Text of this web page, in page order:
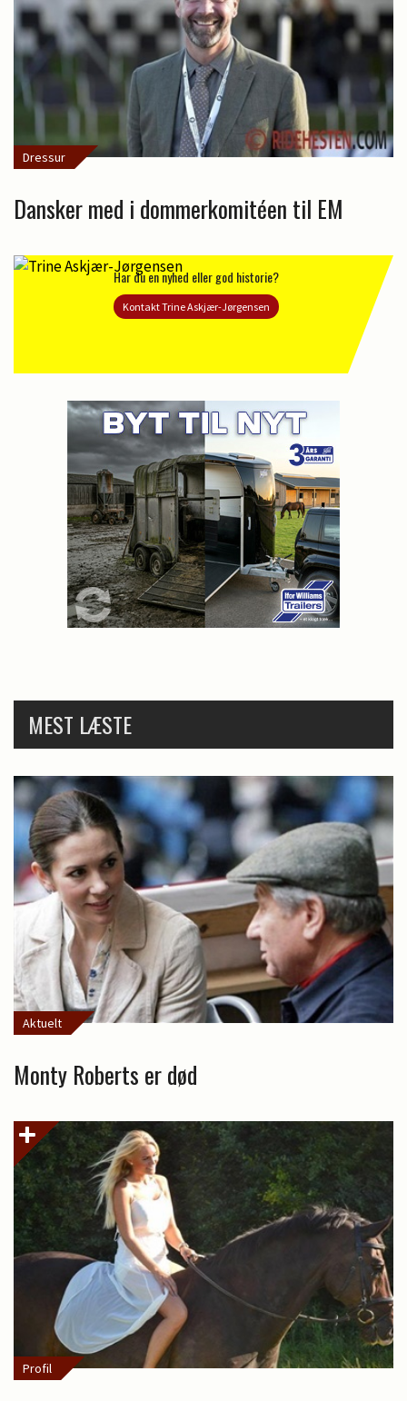
Dressur
Dansker med i dommerkomitéen til EM
Har du en nyhed eller god historie?
Kontakt Trine Askjær-Jørgensen
MEST LÆSTE
Aktuelt
Monty Roberts er død
Profil